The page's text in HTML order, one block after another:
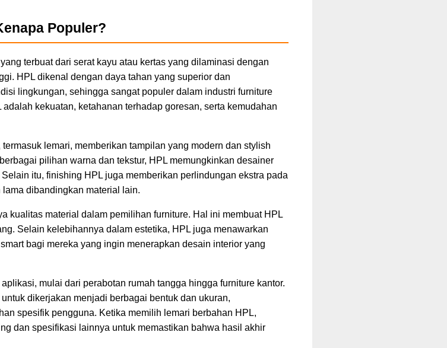
Populer?
terbuat dari serat kayu atau kertas yang dilaminasi dengan
HPL dikenal dengan daya tahan yang superior dan
lingkungan, sehingga sangat populer dalam industri furniture
kekuatan, ketahanan terhadap goresan, serta kemudahan
lemari, memberikan tampilan yang modern dan stylish
pilihan warna dan tekstur, HPL memungkinkan desainer
itu, finishing HPL juga memberikan perlindungan ekstra pada
dibandingkan material lain.
kualitas material dalam pemilihan furniture. Hal ini membuat HPL
Selain kelebihannya dalam estetika, HPL juga menawarkan
bagi mereka yang ingin menerapkan desain interior yang
mulai dari perabotan rumah tangga hingga furniture kantor.
dikerjakan menjadi berbagai bentuk dan ukuran,
spesifik pengguna. Ketika memilih lemari berbahan HPL,
dan spesifikasi lainnya untuk memastikan bahwa hasil akhir